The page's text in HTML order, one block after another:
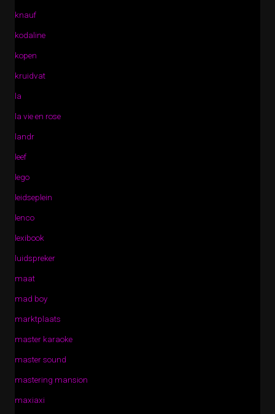
knauf
kodaline
kopen
kruidvat
la
la vie en rose
landr
leef
lego
leidseplein
lenco
lexibook
luidspreker
maat
mad boy
marktplaats
master karaoke
master sound
mastering mansion
maxiaxi